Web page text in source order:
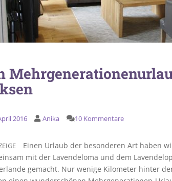
2016 Anika 10 Kommentare
Einen Urlaub der besonderen Art haben
mit der Lavendeloma und dem
gemacht. Nur wenige Kilometer hinter